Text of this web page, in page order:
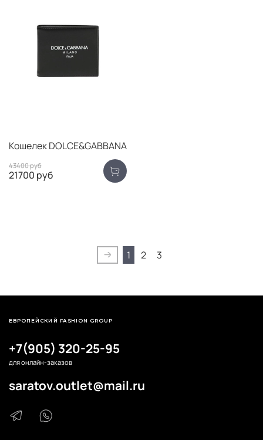
Кошелек DOLCE&GABBANA
43400 руб
21700 руб
1 2 3
+7(905) 320-25-95
для онлайн-заказов
saratov.outlet@mail.ru
ЕВРОПЕЙСКИЙ FASHION GROUP